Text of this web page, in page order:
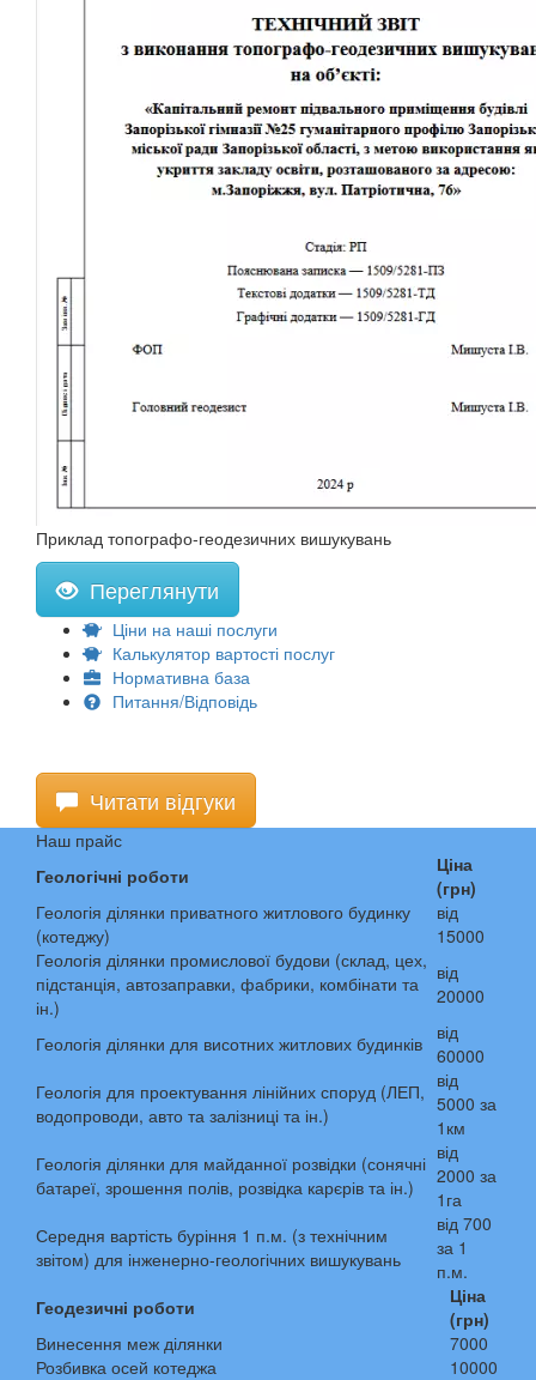
Приклад топографо-геодезичних вишукувань
Переглянути
Ціни на наші послуги
Калькулятор вартості послуг
Нормативна база
Питання/Відповідь
Читати відгуки
Наш прайс
Геологічні роботи
Ціна
(грн)
Геологія ділянки приватного житлового будинку
(котеджу)
від
15000
Геологія ділянки промислової будови (склад, цех,
підстанція, автозаправки, фабрики, комбінати та
ін.)
від
20000
Геологія ділянки для висотних житлових будинків
від
60000
Геологія для проектування лінійних споруд (ЛЕП,
водопроводи, авто та залізниці та ін.)
від
5000 за
1км
Геологія ділянки для майданної розвідки (сонячні
батареї, зрошення полів, розвідка карєрів та ін.)
від
2000 за
1га
Середня вартість буріння 1 п.м. (з технічним
звітом) для інженерно-геологічних вишукувань
від 700
за 1
п.м.
Геодезичні роботи
Ціна
(грн)
Винесення меж ділянки
7000
Розбивка осей котеджа
10000